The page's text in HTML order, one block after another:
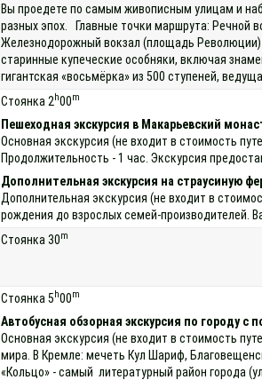
Вы проедете по самым живописным улицам и
разных эпох. Главные точки маршрута: Речной
Железнодорожный вокзал (площадь Революции)
старинные купеческие особняки, включая
гигантская «восьмёрка» из 500 ступеней,
Стоянка 2 h00m
Пешеходная экскурсия в Макарьевский
Основная экскурсия (не входит в стоимость
Продолжительность - 1 час. Экскурсия
Дополнительная экскурсия на страусиную
Дополнительная экскурсия (не входит в
рождения до взрослых семей-производителей.
Стоянка 30m
Стоянка 5 h00m
Автобусная обзорная экскурсия по городу с
Основная экскурсия (не входит в стоимость
мира. В Кремле: мечеть Кул Шариф,
«Кольцо» - самый литературный район города